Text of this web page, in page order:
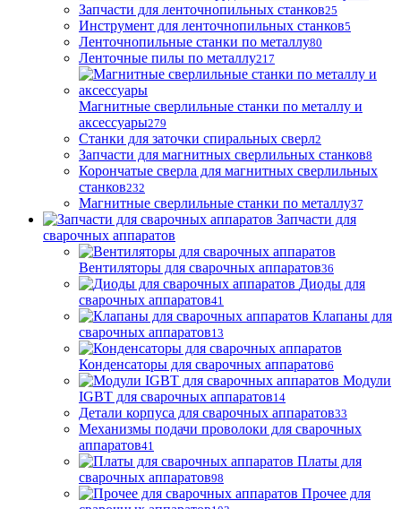
Запчасти для ленточнопильных станков25
Инструмент для ленточнопильных станков5
Ленточнопильные станки по металлу80
Ленточные пилы по металлу217
Магнитные сверлильные станки по металлу и
аксессуары279
Станки для заточки спиральных сверл2
Запчасти для магнитных сверлильных станков8
Корончатые сверла для магнитных сверлильных
станков232
Магнитные сверлильные станки по металлу37
Запчасти для
сварочных аппаратов
Вентиляторы для сварочных аппаратов36
Диоды для
сварочных аппаратов41
Клапаны для
сварочных аппаратов13
Конденсаторы для сварочных аппаратов6
Модули
IGBT для сварочных аппаратов14
Детали корпуса для сварочных аппаратов33
Механизмы подачи проволоки для сварочных
аппаратов41
Платы для
сварочных аппаратов98
Прочее для